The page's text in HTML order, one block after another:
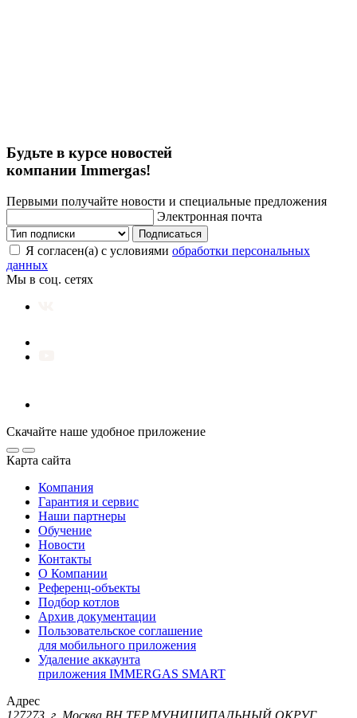
Будьте в курсе новостей
компании Immergas!
Первыми получайте новости и специальные предложения
Электронная почта
Подписаться
Я согласен(а) с условиями обработки персональных
данных
Мы в соц. сетях
Скачайте наше удобное приложение
Карта сайта
Компания
Гарантия и сервис
Наши партнеры
Обучение
Новости
Контакты
О Компании
Референц-объекты
Подбор котлов
Архив документации
Пользовательское соглашение
для мобильного приложения
Удаление аккаунта
приложения IMMERGAS SMART
Адрес
127273, г. Москва ВН.ТЕР.МУНИЦИПАЛЬНЫЙ ОКРУГ